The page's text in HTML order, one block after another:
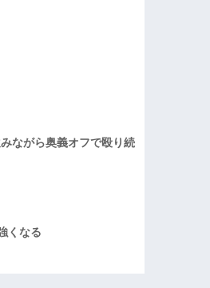
ながら奥義オフで殴り続
くなる